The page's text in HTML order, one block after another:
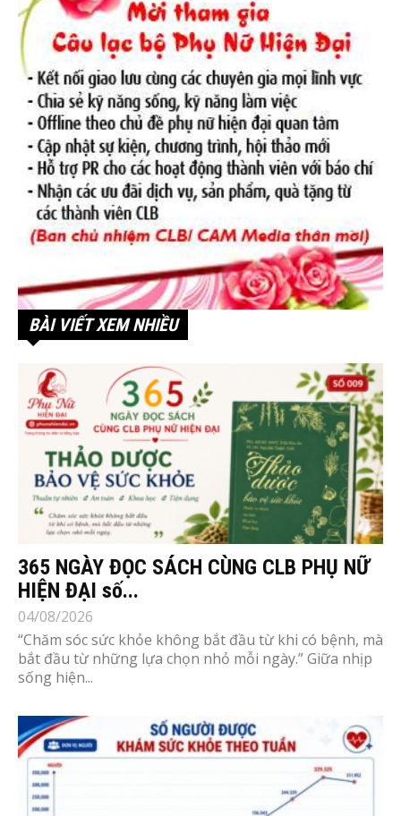
BÀI VIẾT XEM NHIỀU
365 NGÀY ĐỌC SÁCH CÙNG CLB PHỤ NỮ
HIỆN ĐẠI số...
04/08/2026
“Chăm sóc sức khỏe không bắt đầu từ khi có bệnh, mà
bắt đầu từ những lựa chọn nhỏ mỗi ngày.” Giữa nhịp
sống hiện...